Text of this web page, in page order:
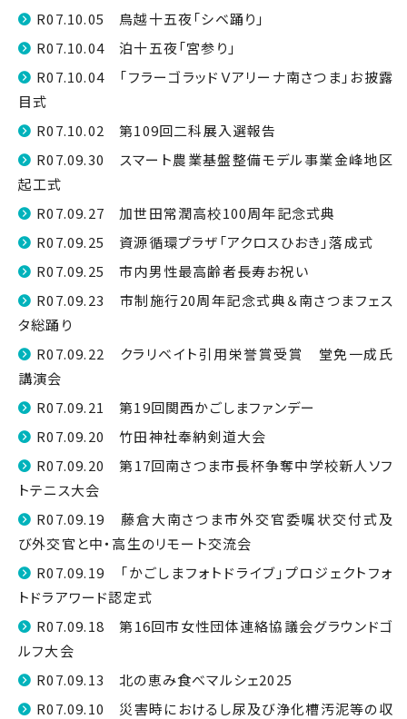
R07.10.05 鳥越十五夜「シベ踊り」
R07.10.04 泊十五夜「宮参り」
R07.10.04 「フラーゴラッドＶアリーナ南さつま」お披露
目式
R07.10.02 第109回二科展入選報告
R07.09.30 スマート農業基盤整備モデル事業金峰地区
起工式
R07.09.27 加世田常潤高校100周年記念式典
R07.09.25 資源循環プラザ「アクロスひおき」落成式
R07.09.25 市内男性最高齢者長寿お祝い
R07.09.23 市制施行20周年記念式典＆南さつまフェス
タ総踊り
R07.09.22 クラリベイト引用栄誉賞受賞 堂免一成氏
講演会
R07.09.21 第19回関西かごしまファンデー
R07.09.20 竹田神社奉納剣道大会
R07.09.20 第17回南さつま市長杯争奪中学校新人ソフ
トテニス大会
R07.09.19 藤倉大南さつま市外交官委嘱状交付式及
び外交官と中・高生のリモート交流会
R07.09.19 「かごしまフォトドライブ」プロジェクトフォ
トドラアワード認定式
R07.09.18 第16回市女性団体連絡協議会グラウンドゴ
ルフ大会
R07.09.13 北の恵み食べマルシェ2025
R07.09.10 災害時におけるし尿及び浄化槽汚泥等の収